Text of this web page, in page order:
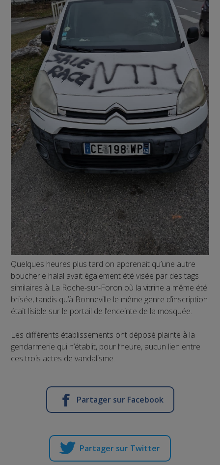
Quelques heures plus tard on apprenait qu’une autre
boucherie halal avait également été visée par des tags
similaires à La Roche-sur-Foron où la vitrine a même été
brisée, tandis qu’à Bonneville le même genre d’inscription
était lisible sur le portail de l’enceinte de la mosquée.
Les différents établissements ont déposé plainte à la
gendarmerie qui n’établit, pour l’heure, aucun lien entre
ces trois actes de vandalisme.
Partager sur Facebook
Partager sur Twitter